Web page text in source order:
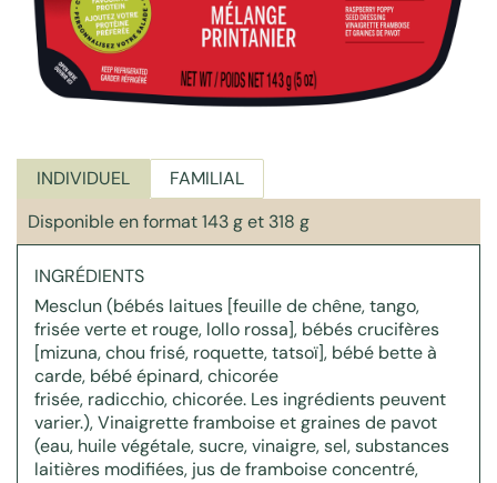
INDIVIDUEL
FAMILIAL
Disponible en format 143 g et 318 g
INGRÉDIENTS
Mesclun (bébés laitues [feuille de chêne, tango,
frisée verte et rouge, lollo rossa], bébés crucifères
[mizuna, chou frisé, roquette, tatsoï], bébé bette à
carde, bébé épinard, chicorée
frisée, radicchio, chicorée. Les ingrédients peuvent
varier.), Vinaigrette framboise et graines de pavot
(eau, huile végétale, sucre, vinaigre, sel, substances
laitières modifiées, jus de framboise concentré,